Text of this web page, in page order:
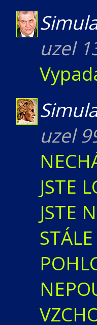
uzel
uzel
JSTE
JSTE